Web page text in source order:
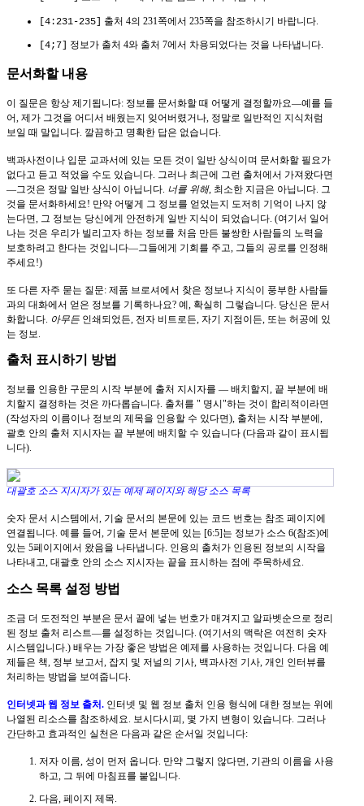
[4:231-235] 출처 4의 231쪽에서 235쪽을 참조하시기 바랍니다.
[4;7] 정보가 출처 4와 출처 7에서 차용되었다는 것을 나타냅니다.
문서화할 내용
이 질문은 항상 제기됩니다: 정보를 문서화할 때 어떻게 결정할까요—예를 들
어, 제가 그것을 어디서 배웠는지 잊어버렸거나, 정말로 일반적인 지식처럼
보일 때 말입니다. 깔끔하고 명확한 답은 없습니다.
백과사전이나 입문 교과서에 있는 모든 것이 일반 상식이며 문서화할 필요가
없다고 듣고 적었을 수도 있습니다. 그러나 최근에 그런 출처에서 가져왔다면
—그것은 정말 일반 상식이 아닙니다. 너를 위해, 최소한 지금은 아닙니다. 그
것을 문서화하세요! 만약 어떻게 그 정보를 얻었는지 도저히 기억이 나지 않
는다면, 그 정보는 당신에게 안전하게 일반 지식이 되었습니다. (여기서 일어
나는 것은 우리가 빌리고자 하는 정보를 처음 만든 불쌍한 사람들의 노력을
보호하려고 한다는 것입니다—그들에게 기회를 주고, 그들의 공로를 인정해
주세요!)
또 다른 자주 묻는 질문: 제품 브로셔에서 찾은 정보나 지식이 풍부한 사람들
과의 대화에서 얻은 정보를 기록하나요? 예, 확실히 그렇습니다. 당신은 문서
화합니다. 아무든 인쇄되었든, 전자 비트로든, 자기 지점이든, 또는 허공에 있
는 정보.
출처 표시하기 방법
정보를 인용한 구문의 시작 부분에 출처 지시자를 — 배치할지, 끝 부분에 배
치할지 결정하는 것은 까다롭습니다. 출처를 " 명시"하는 것이 합리적이라면
(작성자의 이름이나 정보의 제목을 인용할 수 있다면), 출처는 시작 부분에,
괄호 안의 출처 지시자는 끝 부분에 배치할 수 있습니다 (다음과 같이 표시됩
니다).
대괄호 소스 지시자가 있는 예제 페이지와 해당 소스 목록
숫자 문서 시스템에서, 기술 문서의 본문에 있는 코드 번호는 참조 페이지에
연결됩니다. 예를 들어, 기술 문서 본문에 있는 [6:5]는 정보가 소스 6(참조)에
있는 5페이지에서 왔음을 나타냅니다. 인용의 출처가 인용된 정보의 시작을
나타내고, 대괄호 안의 소스 지시자는 끝을 표시하는 점에 주목하세요.
소스 목록 설정 방법
조금 더 도전적인 부분은 문서 끝에 넣는 번호가 매겨지고 알파벳순으로 정리
된 정보 출처 리스트—를 설정하는 것입니다. (여기서의 맥락은 여전히 숫자
시스템입니다.) 배우는 가장 좋은 방법은 예제를 사용하는 것입니다. 다음 예
제들은 책, 정부 보고서, 잡지 및 저널의 기사, 백과사전 기사, 개인 인터뷰를
처리하는 방법을 보여줍니다.
인터넷과 웹 정보 출처. 인터넷 및 웹 정보 출처 인용 형식에 대한 정보는 위에
나열된 리소스를 참조하세요. 보시다시피, 몇 가지 변형이 있습니다. 그러나
간단하고 효과적인 실천은 다음과 같은 순서일 것입니다:
저자 이름, 성이 먼저 옵니다. 만약 그렇지 않다면, 기관의 이름을 사용
하고, 그 뒤에 마침표를 붙입니다.
다음, 페이지 제목.